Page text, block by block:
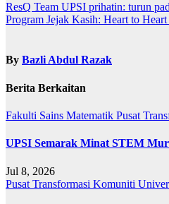
ResQ Team UPSI prihatin: turun
Program Jejak Kasih: Heart to
By Bazli Abdul Razak
Berita Berkaitan
Fakulti Sains Matematik Pusat
UPSI Semarak Minat STEM
Jul 8, 2026
Pusat Transformasi Komuniti